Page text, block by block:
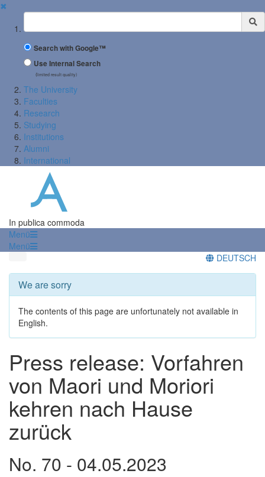
✖
Suchbegriff
Search with Google™
Use Internal Search
(limited result quality)
The University
Faculties
Research
Studying
Institutions
Alumni
International
In publica commoda
Menü
Menü
DEUTSCH
We are sorry
The contents of this page are unfortunately not available in
English.
Press release: Vorfahren
von Maori und Moriori
kehren nach Hause
zurück
No. 70 - 04.05.2023